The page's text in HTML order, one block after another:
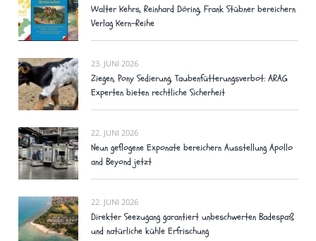
Walter Kehrs, Reinhard Döring, Frank Stübner bereichern
Verlag Kern-Reihe
23. JUNI 2026
Ziegen, Pony Sedierung, Taubenfütterungsverbot: ARAG
Experten bieten rechtliche Sicherheit
22. JUNI 2026
Neun geflogene Exponate bereichern Ausstellung Apollo
and Beyond jetzt
22. JUNI 2026
Direkter Seezugang garantiert unbeschwerten Badespaß
und natürliche kühle Erfrischung